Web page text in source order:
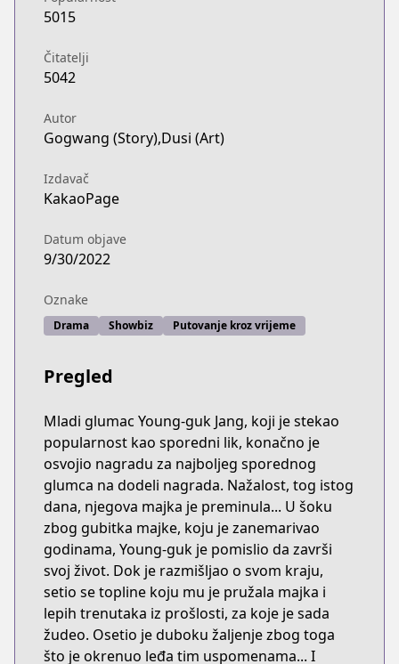
5015
Čitatelji
5042
Autor
Gogwang (Story),Dusi (Art)
Izdavač
KakaoPage
Datum objave
9/30/2022
Oznake
Drama Showbiz Putovanje kroz vrijeme
Pregled
Mladi glumac Young-guk Jang, koji je stekao
popularnost kao sporedni lik, konačno je
osvojio nagradu za najboljeg sporednog
glumca na dodeli nagrada. Nažalost, tog istog
dana, njegova majka je preminula... U šoku
zbog gubitka majke, koju je zanemarivao
godinama, Young-guk je pomislio da završi
svoj život. Dok je razmišljao o svom kraju,
setio se topline koju mu je pružala majka i
lepih trenutaka iz prošlosti, za koje je sada
žudeo. Osetio je duboku žaljenje zbog toga
što je okrenuo leđa tim uspomenama... I